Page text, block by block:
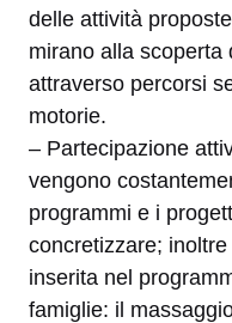
delle attività
mirano alla scoperta
attraverso percorsi
motorie.
– Partecipazione
vengono
programmi e i
concretizzare;
inserita nel
famiglie: il